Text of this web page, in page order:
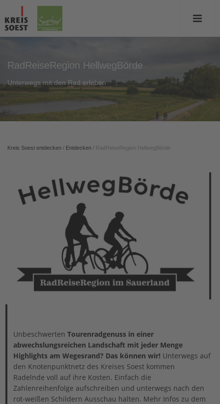
RadReiseRegion HellwegBörde
Unterwegs mit den Rad erleben
Kreis Soest entdecken / Entdecken / RadReiseRegion HellwegBörde
Unbeschwerten Tourenradgenuss in einer
abwechslungsreichen Landschaft mit jeder Menge
Highlights am Wegesrand? Das können wir! Unterwegs auf
den Knotenpunktnetz des Kreises Soest kommen
Radelnde voll auf ihre Kosten. Einfach die
Zahlenreihenfolge aufschreiben und unterwegs nach den
rot-weißen Schildern Ausschau halten. Mehr Infos zu dem